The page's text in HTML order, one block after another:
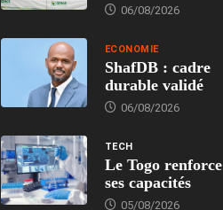
06/08/2026
ECONOMIE
ShafDB : cadre
durable validé
06/08/2026
TECH
Le Togo renforce
ses capacités
05/08/2026